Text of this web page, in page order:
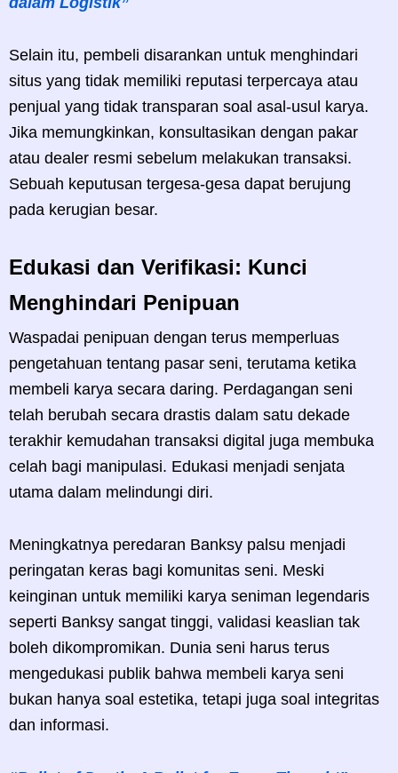
Selain itu, pembeli disarankan untuk menghindari
situs yang tidak memiliki reputasi terpercaya atau
penjual yang tidak transparan soal asal-usul karya.
Jika memungkinkan, konsultasikan dengan pakar
atau dealer resmi sebelum melakukan transaksi.
Sebuah keputusan tergesa-gesa dapat berujung
pada kerugian besar.
Edukasi dan Verifikasi: Kunci
Menghindari Penipuan
Waspadai penipuan dengan terus memperluas
pengetahuan tentang pasar seni, terutama ketika
membeli karya secara daring. Perdagangan seni
telah berubah secara drastis dalam satu dekade
terakhir kemudahan transaksi digital juga membuka
celah bagi manipulasi. Edukasi menjadi senjata
utama dalam melindungi diri.
Meningkatnya peredaran Banksy palsu menjadi
peringatan keras bagi komunitas seni. Meski
keinginan untuk memiliki karya seniman legendaris
seperti Banksy sangat tinggi, validasi keaslian tak
boleh dikompromikan. Dunia seni harus terus
mengedukasi publik bahwa membeli karya seni
bukan hanya soal estetika, tetapi juga soal integritas
dan informasi.